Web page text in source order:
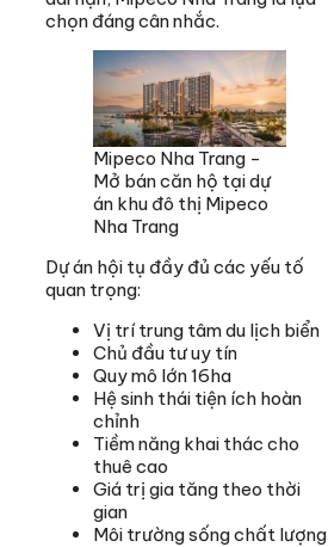
chọn đáng cân nhắc.
Mipeco Nha Trang -
Mở bán căn hộ tại dự
án khu đô thị Mipeco
Nha Trang
Dự án hội tụ đầy đủ các yếu tố
quan trọng:
Vị trí trung tâm du lịch biển
Chủ đầu tư uy tín
Quy mô lớn 16ha
Hệ sinh thái tiện ích hoàn
chỉnh
Tiềm năng khai thác cho
thuê cao
Giá trị gia tăng theo thời
gian
Môi trường sống chất lượng